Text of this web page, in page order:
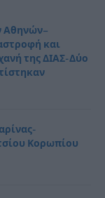
Αθηνών–
και
της ΔΙΑΣ- Δύο
Κορωπίου